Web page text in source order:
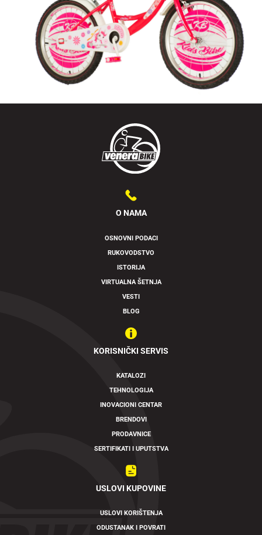
Swipe to spin
O NAMA
OSNOVNI PODACI
RUKOVODSTVO
ISTORIJA
VIRTUALNA ŠETNJA
VESTI
BLOG
KORISNIČKI SERVIS
KATALOZI
TEHNOLOGIJA
INOVACIONI CENTAR
BRENDOVI
PRODAVNICE
SERTIFIKATI I UPUTSTVA
USLOVI KUPOVINE
USLOVI KORIŠTENJA
ODUSTANAK I POVRATI